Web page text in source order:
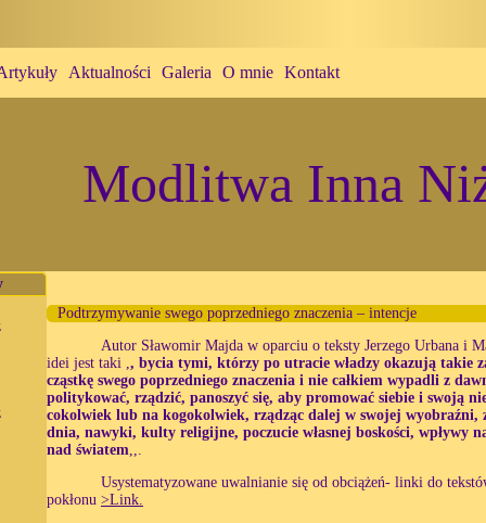
Aktualności Galeria O mnie Kontakt
Modlitwa Inna
Podtrzymywanie swego poprzedniego znaczenia – intencje
Autor Sławomir Majda w oparciu o teksty Jerzego Urbana i
idei jest taki ,, bycia tymi, którzy po utracie władzy okazują takie
cząstkę swego poprzedniego znaczenia i nie całkiem wypadli z
politykować, rządzić, panoszyć się, aby promować siebie i swoją
cokolwiek lub na kogokolwiek, rządząc dalej w swojej wyobraźni,
dnia, nawyki, kulty religijne, poczucie własnej boskości, wpływy
nad światem,,.
Usystematyzowane uwalnianie się od obciążeń- linki do
pokłonu >Link.